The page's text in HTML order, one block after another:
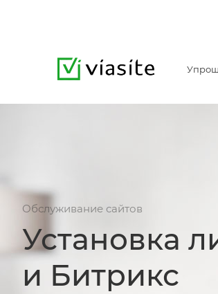
Обслуживание сайтов
Установка
и Битрикс